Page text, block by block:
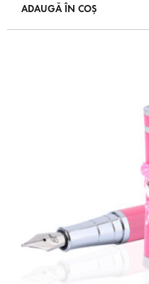
ADAUGĂ ÎN COȘ